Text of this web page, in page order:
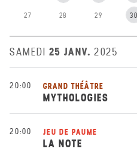
27 28 29 30
SAMEDI 25 JANV. 2025
20:00 GRAND THÉÂTRE
MYTHOLOGIES
20:00 JEU DE PAUME
LA NOTE